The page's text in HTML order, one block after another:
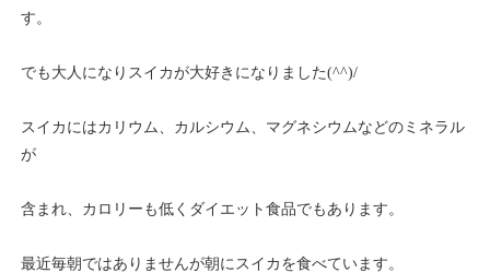
す。
でも大人になりスイカが大好きになりました(^^)/
スイカにはカリウム、カルシウム、マグネシウムなどのミネラル
が
含まれ、カロリーも低くダイエット食品でもあります。
最近毎朝ではありませんが朝にスイカを食べています。